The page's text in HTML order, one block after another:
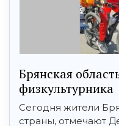
Брянская
физкультурника
Сегодня жители
страны, отмечают